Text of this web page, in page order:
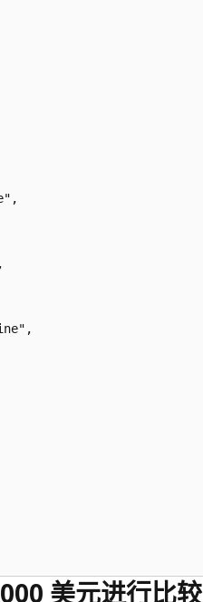
美元进行比较